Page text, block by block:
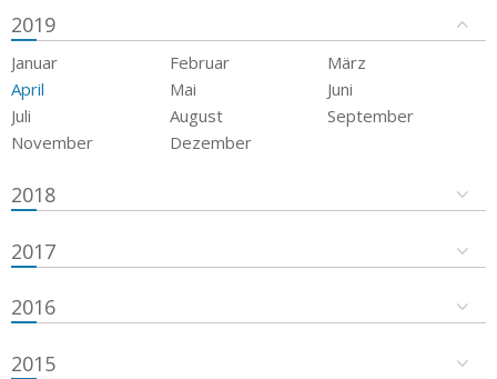
2019
Januar Februar
März
April
Mai
Juni
Juli
August
September
November
Dezember
2018
2017
2016
2015